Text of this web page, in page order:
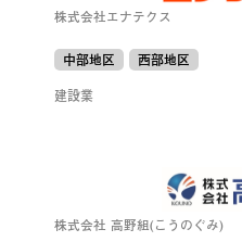
株式会社エナテクス
中部地区
西部地区
建設業
株式会社 高野組(こうのぐみ)